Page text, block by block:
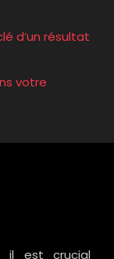
d’un résultat
votre
il est crucial